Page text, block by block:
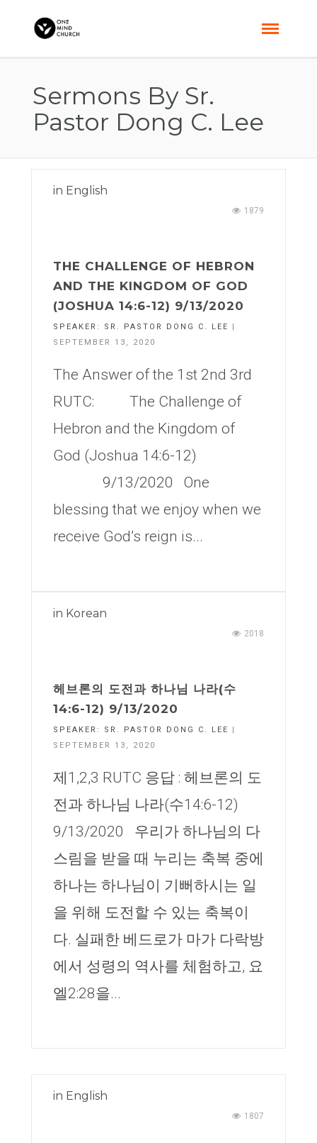
Sermons By Sr.
Pastor Dong C. Lee
in English
1879
THE CHALLENGE OF HEBRON
AND THE KINGDOM OF GOD
(JOSHUA 14:6-12) 9/13/2020
SPEAKER: SR. PASTOR DONG C. LEE
|
SEPTEMBER 13, 2020
The Answer of the 1st 2nd 3rd
RUTC: The Challenge of
Hebron and the Kingdom of
God (Joshua 14:6-12)
9/13/2020 One
blessing that we enjoy when we
receive God’s reign is...
in Korean
2018
헤브론의 도전과 하나님 나라(수
14:6-12) 9/13/2020
SPEAKER: SR. PASTOR DONG C. LEE
|
SEPTEMBER 13, 2020
제1,2,3 RUTC 응답 : 헤브론의 도
전과 하나님 나라(수14:6-12)
9/13/2020 우리가 하나님의 다
스림을 받을 때 누리는 축복 중에
하나는 하나님이 기뻐하시는 일
을 위해 도전할 수 있는 축복이
다. 실패한 베드로가 마가 다락방
에서 성령의 역사를 체험하고, 요
엘2:28을...
in English
1807